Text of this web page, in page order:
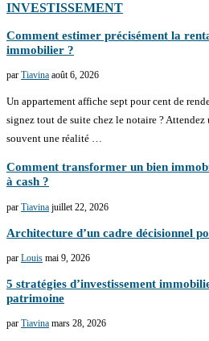
INVESTISSEMENT
Comment estimer précisément la
immobilier ?
par Tiavina août 6, 2026
Un appartement affiche sept pour cent de
signez tout de suite chez le notaire ?
souvent une réalité …
Comment transformer un bien
à cash ?
par Tiavina juillet 22, 2026
Architecture d’un cadre décisionnel
par Louis mai 9, 2026
5 stratégies d’investissement
patrimoine
par Tiavina mars 28, 2026